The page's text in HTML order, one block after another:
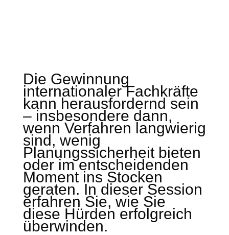
Die Gewinnung
internationaler Fachkräfte
kann herausfordernd sein
– insbesondere dann,
wenn Verfahren langwierig
sind, wenig
Planungssicherheit bieten
oder im entscheidenden
Moment ins Stocken
geraten. In dieser Session
erfahren Sie, wie Sie
diese Hürden erfolgreich
überwinden.